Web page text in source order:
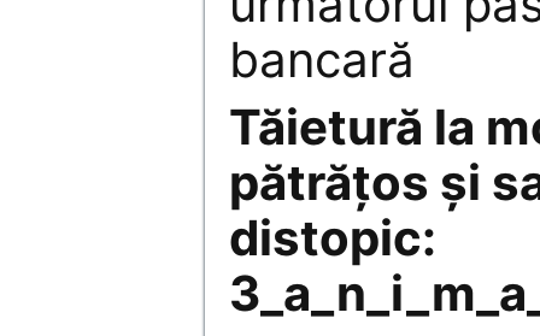
bancară
Tăietură la
pătrăţos şi
distopic: